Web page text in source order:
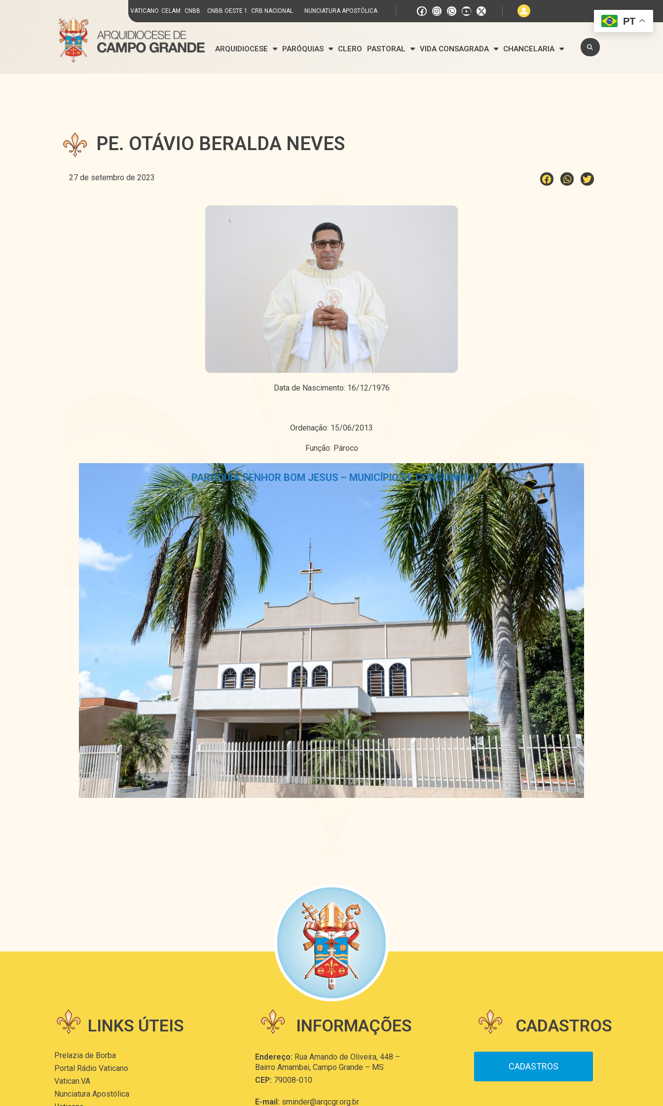
VATICANO CELAM CNBB CNBB OESTE 1 CRB NACIONAL NUNCIATURA APOSTÓLICA
ARQUIDIOCESE PARÓQUIAS CLERO PASTORAL VIDA CONSAGRADA CHANCELARIA
PE. OTÁVIO BERALDA NEVES
27 de setembro de 2023
Data de Nascimento: 16/12/1976
Ordenação: 15/06/2013
Função: Pároco
PARÓQUIA SENHOR BOM JESUS – MUNICÍPIO DE CORGUINHO
LINKS ÚTEIS INFORMAÇÕES CADASTROS
Prelazia de Borba
Portal Rádio Vaticano
Vatican.VA
Nunciatura Apostólica
Endereço: Rua Amando de Oliveira, 448 –
Bairro Amambai, Campo Grande – MS
CEP: 79008-010
E-mail: sminder@arqcgr.org.br
CADASTROS
PT